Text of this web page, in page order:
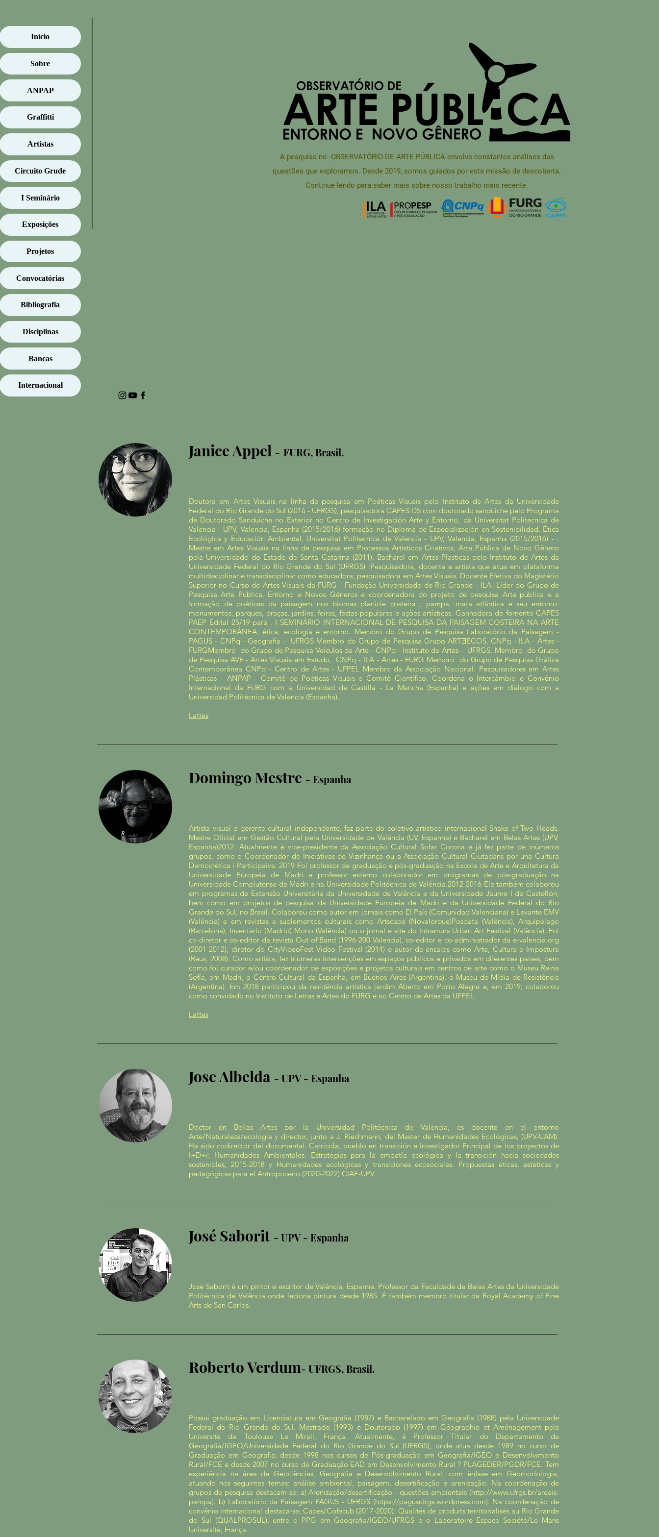
Início
Sobre
ANPAP
Graffitti
Artistas
Circuito Grude
I Seminário
Exposições
Projetos
Convocatórias
Bibliografia
Disciplinas
Bancas
Internacional
A pesquisa no OBSERVATÓRIO DE ARTE PÚBLICA envolve constantes análises das
questões que exploramos. Desde 2019, somos guiados por esta missão de descoberta.
Continue lendo para saber mais sobre nosso trabalho mais recente.
Janice Appel - FURG, Brasil.
Doutora em Artes Visuais na linha de pesquisa em Poéticas Visuais pelo Instituto de Artes da Universidade
Federal do Rio Grande do Sul (2016 - UFRGS), pesquisadora CAPES DS com doutorado sanduíche pelo Programa
de Doutorado Sanduíche no Exterior no Centro de Investigación Arte y Entorno, da Universitat Politecnica de
Valencia - UPV, Valencia, Espanha (2015/2016) formação no Diploma de Especialización en Sostenibilidad, Ética
Ecológica y Educación Ambiental, Universitat Politecnica de Valencia - UPV, Valencia, Espanha (2015/2016) - .
Mestre em Artes Visuais na linha de pesquisa em Processos Artísticos Criativos, Arte Pública de Novo Gênero
pela Universidade do Estado de Santa Catarina (2011). Bacharel em Artes Plasticas pelo Instituto de Artes da
Universidade Federal do Rio Grande do Sul (UFRGS) .Pesquisadora, docente e artista que atua em plataforma
multidisciplinar e transdisciplinar como educadora, pesquisadora em Artes Visuais. Docente Efetiva do Magistério
Superior no Curso de Artes Visuais da FURG - Fundação Universidade de Rio Grande - ILA. Líder do Grupo de
Pesquisa Arte Pública, Entorno e Novos Gêneros e coordenadora do projeto de pesquisa Arte pública e a
formação de poéticas da paisagem nos biomas planície costeira , pampa, mata atlântica e seu entorno:
monumentos, parques, praças, jardins, feiras, festas populares e ações artísticas. Ganhadora do fomento CAPES
PAEP Edital 25/19 para . I SEMINÁRIO INTERNACIONAL DE PESQUISA DA PAISAGEM COSTEIRA NA ARTE
CONTEMPORÂNEA: ética, ecologia e entorno. Membro do Grupo de Pesquisa Laboratório da Paisagem -
PAGUS - CNPq - Geografia - UFRGS Membro do Grupo de Pesquisa Grupo ARTƎECOS, CNPq - ILA - Artes -
FURGMembro do Grupo de Pesquisa Veículos da Arte - CNPq - Instituto de Artes - UFRGS. Membro do Grupo
de Pesquisa AVE - Artes Visuais em Estudo, CNPq - ILA - Artes - FURG Membro do Grupo de Pesquisa Gráfica
Contemporânea CNPq - Centro de Artes - UFPEL Membro da Associação Nacional. Pesquisadores em Artes
Plásticas - ANPAP - Comitê de Poéticas Visuais e Comitê Científico. Coordena o Intercâmbio e Convênio
Internacional da FURG com a Universidad de Castilla - La Mancha (Espanha) e ações em diálogo com a
Universidad Politécnica de Valencia (Espanha).
Lattes
Domingo Mestre - Espanha
Artista visual e gerente cultural independente, faz parte do coletivo artístico internacional Snake of Two Heads.
Mestre Oficial em Gestão Cultural pela Universidade de Valência (UV, Espanha) e Bacharel em Belas Artes (UPV,
Espanha)2012. Atualmente é vice-presidente da Associação Cultural Solar Corona e já fez parte de inúmeros
grupos, como o Coordenador de Iniciativas de Vizinhança ou a Associação Cultural Ciutadans por una Cultura
Democrética i Participaiva. 2019 Foi professor de graduação e pós-graduação na Escola de Arte e Arquitetura da
Universidade Europeia de Madri e professor externo colaborador em programas de pós-graduação na
Universidade Complutense de Madri e na Universidade Politécnica de Valência.2012-2016 Ele também colaborou
em programas de Extensão Universitária da Universidade de Valência e da Universidade Jaume I de Castellón,
bem como em projetos de pesquisa da Universidade Europeia de Madri e da Universidade Federal do Rio
Grande do Sul, no Brasil. Colaborou como autor em jornais como El País (Comunidad Valenciana) e Levante EMV
(Valência) e em revistas e suplementos culturais como Artscape (NovaIorque)Posdata (Valência), Arquipélago
(Barcelona), Inventário (Madrid) Mono (Valência) ou o jornal e site do Intramurs Urban Art Festival (Valência). Foi
co-diretor e co-editor da revista Out of Band (1996-200 Valencia), co-editor e co-administrador da e-valencia.org
(2001-2012), diretor do CityVideoFest Video Festival (2014) e autor de ensaios como Arte, Cultura e Impostura
(Reus, 2008). Como artista, fez inúmeras intervenções em espaços públicos e privados em diferentes países, bem
como foi curador e/ou coordenador de exposições e projetos culturais em centros de arte como o Museu Reina
Sofía, em Madri, o Centro Cultural da Espanha, em Buenos Aires (Argentina), o Museu de Mídia de Resistência
(Argentina). Em 2018 participou da residência artística jardim Aberto em Porto Alegre e, em 2019, colaborou
como convidado no Instituto de Letras e Artes do FURG e no Centro de Artes da UFPEL.
Lattes
Jose Albelda - UPV - Espanha
Doctor en Bellas Artes por la Universidad Politécnica de Valencia, es docente en el entorno
Arte/Naturaleza/ecología y director, junto a J. Riechmann, del Master de Humanidades Ecológicas, (UPV-UAM).
Ha sido codirector del documental: Carrícola, pueblo en transición e Investigador Principal de los proyectos de
I+D+i: Humanidades Ambientales. Estrategias para la empatía ecológica y la transición hacia sociedades
sostenibles, 2015-2018 y Humanidades ecológicas y transiciones ecosociales. Propuestas éticas, estéticas y
pedagógicas para el Antropoceno (2020-2022) CIAE-UPV.
José Saborit - UPV - Espanha
José Saborit é um pintor e escritor de Valência, Espanha. Professor da Faculdade de Belas Artes da Universidade
Politécnica de Valência onde leciona pintura desde 1985. É também membro titular da Royal Academy of Fine
Arts de San Carlos.
Roberto Verdum- UFRGS, Brasil.
Possui graduação em Licenciatura em Geografia (1987) e Bacharelado em Geografia (1988) pela Universidade
Federal do Rio Grande do Sul. Mestrado (1993) e Doutorado (1997) em Géographie et Aménagement pela
Université de Toulouse Le Mirail, França. Atualmente, é Professor Titular do Departamento de
Geografia/IGEO/Universidade Federal do Rio Grande do Sul (UFRGS), onde atua desde 1989 no curso de
Graduação em Geografia; desde 1998 nos cursos de Pós-graduação em Geografia/IGEO e Desenvolvimento
Rural/FCE e desde 2007 no curso de Graduação EAD em Desenvolvimento Rural ? PLAGEDER/PGDR/FCE. Tem
experiência na área de Geociências, Geografia e Desenvolvimento Rural, com ênfase em Geomorfologia,
atuando nos seguintes temas: análise ambiental, paisagem, desertificação e arenização. Na coordenação de
grupos de pesquisa destacam-se: a) Arenização/desertificação - questões ambientais (http://www.ufrgs.br/areais-
pampa). b) Laboratório da Paisagem PAGUS - UFRGS (https://pagusufrgs.wordpress.com). Na coordenação de
convênio internacional destaca-se: Capes/Cofecub (2017-2020): Qualités de produits territorialisés au Rio Grande
do Sul (QUALPROSUL), entre o PPG em Geografia/IGEO/UFRGS e o Laboratoire Espace Société/Le Mans
Université, França.